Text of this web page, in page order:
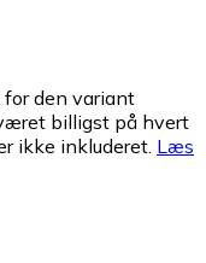
for den variant
billigst på hvert
ikke inkluderet. Læs